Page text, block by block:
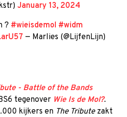
January 13, 2024
? #wieisdemol #widm
— Marlies (@LijfenLijn)
- Battle of the Bands
tegenover Wie Is de Mol?.
kijkers en The Tributezakt